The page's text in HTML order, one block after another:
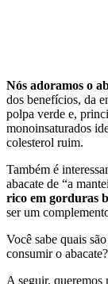
Nós adoramos o
dos benefícios, da
polpa verde e,
monoinsaturados
colesterol ruim.
Também é
abacate de “a
rico em gorduras
ser um
Você sabe quais
consumir o
A seguir, queremos